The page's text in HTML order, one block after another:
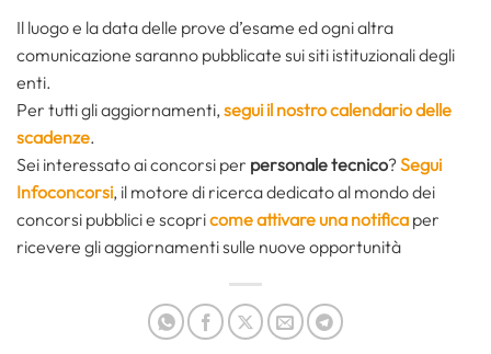
Il luogo e la data delle prove d’esame ed ogni altra
comunicazione saranno pubblicate sui siti istituzionali degli
enti.
Per tutti gli aggiornamenti, segui il nostro calendario delle
scadenze.
Sei interessato ai concorsi per personale tecnico?Segui
Infoconcorsi, il motore di ricerca dedicato al mondo dei
concorsi pubblici e scopricome attivare una notifica per
ricevere gli aggiornamenti sulle nuove opportunità